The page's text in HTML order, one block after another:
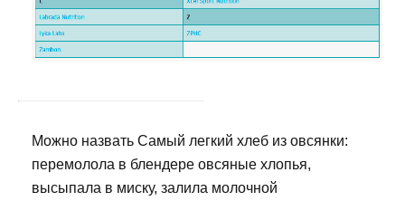
Можно назвать Самый легкий хлеб из овсянки:
перемолола в блендере овсяные хлопья,
высыпала в миску, залила молочной